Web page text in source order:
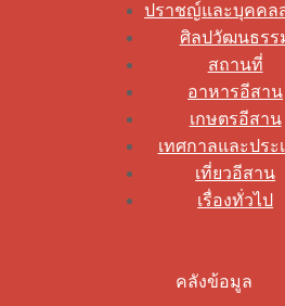
ปราชญ์และบุคคล
ศิลปวัฒนธรร
สถานที่
อาหารอีสาน
เกษตรอีสาน
เทศกาลและปร
เที่ยวอีสาน
เรื่องทั่วไป
คลังข้อมูล